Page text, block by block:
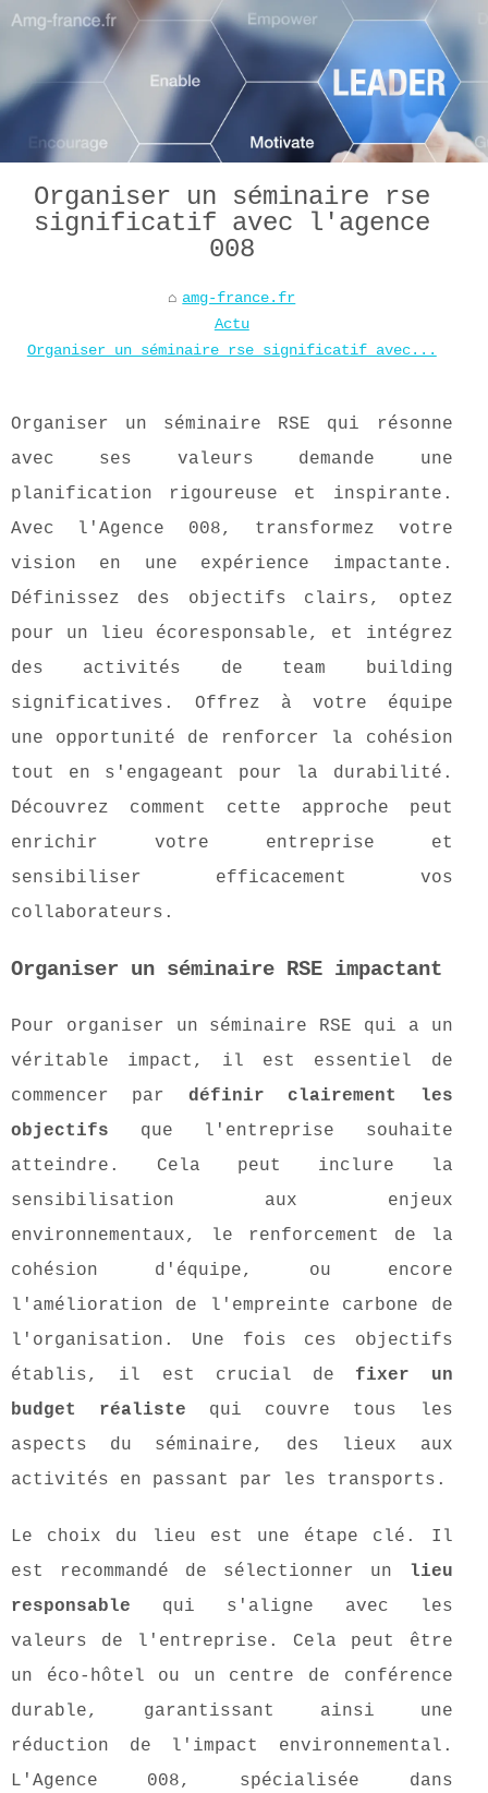
Organiser un séminaire rse
significatif avec l'agence
008
amg-france.fr
Actu
Organiser un séminaire rse significatif avec...
Organiser un séminaire RSE qui résonne
avec ses valeurs demande une
planification rigoureuse et inspirante.
Avec l'Agence 008, transformez votre
vision en une expérience impactante.
Définissez des objectifs clairs, optez
pour un lieu écoresponsable, et intégrez
des activités de team building
significatives. Offrez à votre équipe
une opportunité de renforcer la cohésion
tout en s'engageant pour la durabilité.
Découvrez comment cette approche peut
enrichir votre entreprise et
sensibiliser efficacement vos
collaborateurs.
Organiser un séminaire RSE impactant
Pour organiser un séminaire RSE qui a un
véritable impact, il est essentiel de
commencer par définir clairement les
objectifs que l'entreprise souhaite
atteindre. Cela peut inclure la
sensibilisation aux enjeux
environnementaux, le renforcement de la
cohésion d'équipe, ou encore
l'amélioration de l'empreinte carbone de
l'organisation. Une fois ces objectifs
établis, il est crucial de fixer un
budget réaliste qui couvre tous les
aspects du séminaire, des lieux aux
activités en passant par les transports.
Le choix du lieu est une étape clé. Il
est recommandé de sélectionner un
lieu
responsable qui s'aligne avec les
valeurs de l'entreprise. Cela peut être
un éco-hôtel ou un centre de conférence
durable, garantissant ainsi une
réduction de l'impact environnemental.
L'Agence 008, spécialisée dans